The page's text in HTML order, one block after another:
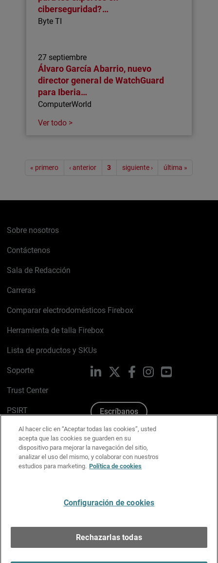
ciberseguridad?…
Byte TI
27 septiembre
Álvaro García Abarrio, nuevo
director general de WatchGuard
para Iberia…
ComputerWorld
Ver todo >
Paginación
« primero ‹ anterior 3 siguiente › última »
Sobre nosotros
Contáctenos
Sala de Redacción
Carreras
Comparar electrodomésticos Firebox
Herramienta de talla Firebox
Lista de productos y SKUs
Soporte
Trust Center
PSIRT
Política de cookies
Política de privacidad
Kit de medios y marca
LinkedIn FacebookInstagramYouTube
Escríbanos
Al hacer clic en “Aceptar todas las cookies”, usted
acepta que las cookies se guarden en su
dispositivo para mejorar la navegación del sitio,
analizar el uso del mismo, y colaborar con nuestros
estudios para marketing. Política de cookies
Configuración de cookies
Rechazarlas todas